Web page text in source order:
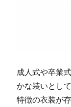
成人式や卒業
かな装いとし
特徴の衣装が存